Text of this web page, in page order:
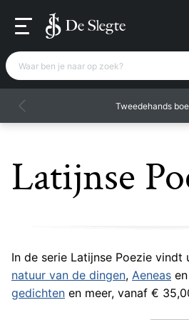
Waar ben je naar op zoek?
Tweedehands
Latijnse
In de serie Latijnse Poezie vindt
natuur van de dingen, Aeneas en
gedichten en meer, vanaf €